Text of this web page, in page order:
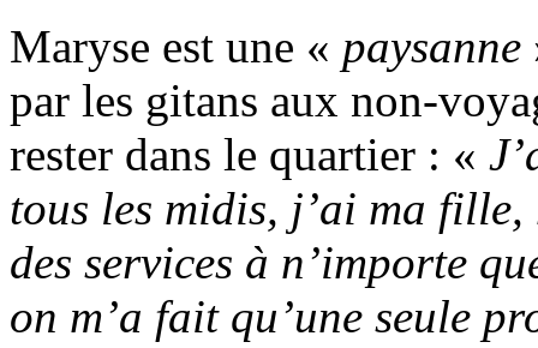
Maryse est une « paysanne
par les gitans aux non-
rester dans le quartier : «
tous les midis, j’ai ma fille,
des services à n’importe
on m’a fait qu’une seule